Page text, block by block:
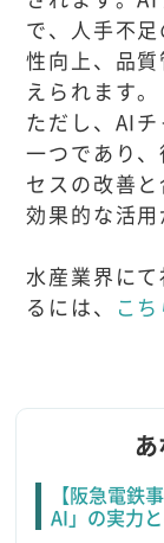
で、人手不
性向上、品
えられます。
ただし、AI
一つであり
セスの改善
効果的な活用
水産業界に
るには、
こち
【阪急電鉄
AI」の実力